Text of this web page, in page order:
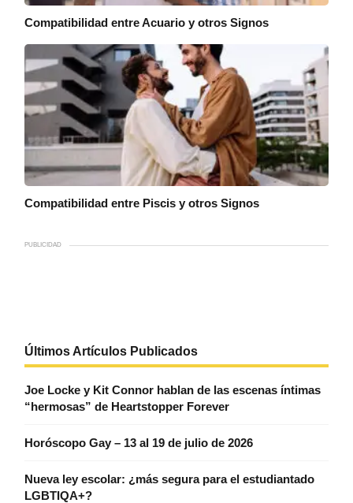
Compatibilidad entre Acuario y otros Signos
Compatibilidad entre Piscis y otros Signos
PUBLICIDAD
Últimos Artículos Publicados
Joe Locke y Kit Connor hablan de las escenas íntimas
“hermosas” de Heartstopper Forever
Horóscopo Gay – 13 al 19 de julio de 2026
Nueva ley escolar: ¿más segura para el estudiantado
LGBTIQA+?